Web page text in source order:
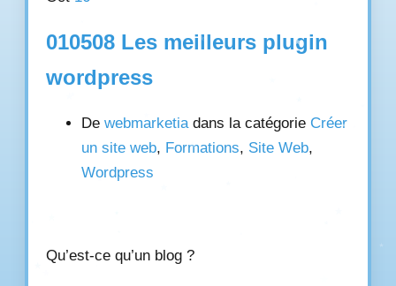
010508 Les meilleurs plugin
wordpress
De webmarketiadans la catégorie Créer
un site web, Formations, Site Web,
Wordpress
Qu’est-ce qu’un blog ?